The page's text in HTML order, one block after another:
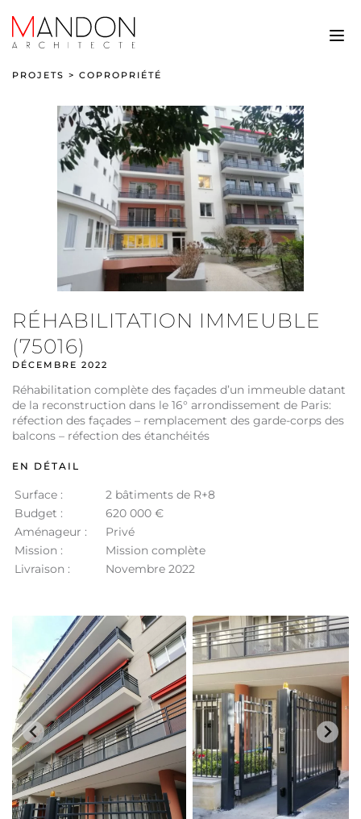
PROJETS > COPROPRIÉTÉ
RÉHABILITATION IMMEUBLE
(75016)
DÉCEMBRE 2022
Réhabilitation complète des façades d’un immeuble datant
de la reconstruction dans le 16° arrondissement de Paris:
réfection des façades – remplacement des garde-corps des
balcons – réfection des étanchéités
EN DÉTAIL
Surface :
2 bâtiments de R+8
Budget :
620 000 €
Aménageur :
Privé
Mission :
Mission complète
Livraison :
Novembre 2022